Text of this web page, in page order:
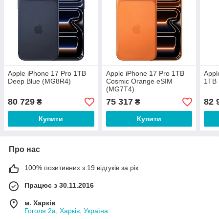
Apple iPhone 17 Pro 1TB
Deep Blue (MG8R4)
80 729 ₴
Купити
Apple iPhone 17 Pro 1TB
Cosmic Orange eSIM
(MG7T4)
75 317₴
Купити
1TB
82
Про нас
100% позитивних з 19 відгуків за рік
Працює з 30.11.2016
м. Харків
Гоголя 2а, Харків, Україна